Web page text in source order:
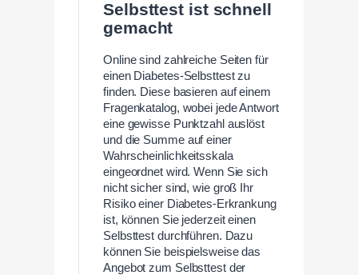
Selbsttest ist schnell
gemacht
Online sind zahlreiche Seiten für
einen Diabetes-Selbsttest zu
finden. Diese basieren auf einem
Fragenkatalog, wobei jede Antwort
eine gewisse Punktzahl auslöst
und die Summe auf einer
Wahrscheinlichkeitsskala
eingeordnet wird. Wenn Sie sich
nicht sicher sind, wie groß Ihr
Risiko einer Diabetes-Erkrankung
ist, können Sie jederzeit einen
Selbsttest durchführen. Dazu
können Sie beispielsweise das
Angebot zum Selbsttest der